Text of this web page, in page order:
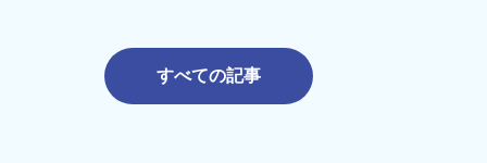
すべての記事